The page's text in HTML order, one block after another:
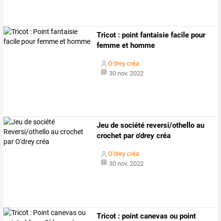
Tricot : point fantaisie facile pour
femme et homme
O'drey créa
30 nov. 2022
Jeu de société reversi/othello au
crochet par o'drey créa
O'drey créa
30 nov. 2022
Tricot : point canevas ou point